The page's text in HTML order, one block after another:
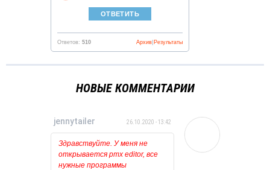
Ответов: 510 Результаты
Архив
НОВЫЕ КОММЕНТАРИИ
jennytailer 26.10.2020 - 13:42
Здравствуйте. У меня не
открывается pmx editor, все
нужные программы